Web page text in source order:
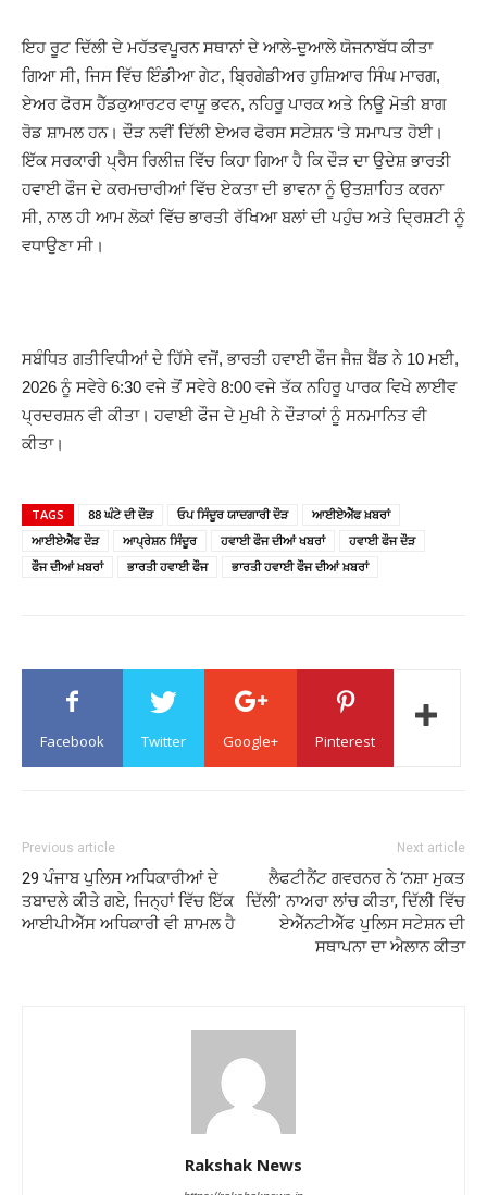
ਇਹ ਰੂਟ ਦਿੱਲੀ ਦੇ ਮਹੱਤਵਪੂਰਨ ਸਥਾਨਾਂ ਦੇ ਆਲੇ-ਦੁਆਲੇ ਯੋਜਨਾਬੱਧ ਕੀਤਾ
ਗਿਆ ਸੀ, ਜਿਸ ਵਿੱਚ ਇੰਡੀਆ ਗੇਟ, ਬ੍ਰਿਗੇਡੀਅਰ ਹੁਸ਼ਿਆਰ ਸਿੰਘ ਮਾਰਗ,
ਏਅਰ ਫੋਰਸ ਹੈੱਡਕੁਆਰਟਰ ਵਾਯੂ ਭਵਨ, ਨਹਿਰੂ ਪਾਰਕ ਅਤੇ ਨਿਊ ਮੋਤੀ ਬਾਗ
ਰੋਡ ਸ਼ਾਮਲ ਹਨ। ਦੌੜ ਨਵੀਂ ਦਿੱਲੀ ਏਅਰ ਫੋਰਸ ਸਟੇਸ਼ਨ ‘ਤੇ ਸਮਾਪਤ ਹੋਈ।
ਇੱਕ ਸਰਕਾਰੀ ਪ੍ਰੈਸ ਰਿਲੀਜ਼ ਵਿੱਚ ਕਿਹਾ ਗਿਆ ਹੈ ਕਿ ਦੌੜ ਦਾ ਉਦੇਸ਼ ਭਾਰਤੀ
ਹਵਾਈ ਫੌਜ ਦੇ ਕਰਮਚਾਰੀਆਂ ਵਿੱਚ ਏਕਤਾ ਦੀ ਭਾਵਨਾ ਨੂੰ ਉਤਸ਼ਾਹਿਤ ਕਰਨਾ
ਸੀ, ਨਾਲ ਹੀ ਆਮ ਲੋਕਾਂ ਵਿੱਚ ਭਾਰਤੀ ਰੱਖਿਆ ਬਲਾਂ ਦੀ ਪਹੁੰਚ ਅਤੇ ਦ੍ਰਿਸ਼ਟੀ ਨੂੰ
ਵਧਾਉਣਾ ਸੀ।
ਸਬੰਧਿਤ ਗਤੀਵਿਧੀਆਂ ਦੇ ਹਿੱਸੇ ਵਜੋਂ, ਭਾਰਤੀ ਹਵਾਈ ਫੌਜ ਜੈਜ਼ ਬੈਂਡ ਨੇ 10 ਮਈ,
2026 ਨੂੰ ਸਵੇਰੇ 6:30 ਵਜੇ ਤੋਂ ਸਵੇਰੇ 8:00 ਵਜੇ ਤੱਕ ਨਹਿਰੂ ਪਾਰਕ ਵਿਖੇ ਲਾਈਵ
ਪ੍ਰਦਰਸ਼ਨ ਵੀ ਕੀਤਾ। ਹਵਾਈ ਫੌਜ ਦੇ ਮੁਖੀ ਨੇ ਦੌੜਾਕਾਂ ਨੂੰ ਸਨਮਾਨਿਤ ਵੀ
ਕੀਤਾ।
TAGS 88 ਘੰਟੇ ਦੀ ਦੌੜ ਓਪ ਸਿੰਦੂਰ ਯਾਦਗਾਰੀ ਦੌੜ
ਆਈਏਐੱਫ ਖ਼ਬਰਾਂ
ਆਈਏਐੱਫ ਦੌੜ
ਆਪ੍ਰੇਸ਼ਨ ਸਿੰਦੂਰ ਹਵਾਈ ਫੌਜ ਦੀਆਂ ਖਬਰਾਂ
ਹਵਾਈ ਫੌਜ ਦੌੜ
ਫੌਜ ਦੀਆਂ ਖ਼ਬਰਾਂ
ਭਾਰਤੀ ਹਵਾਈ ਫੌਜ ਭਾਰਤੀ ਹਵਾਈ ਫੌਜ ਦੀਆਂ ਖ਼ਬਰਾਂ
Facebook Twitter Google+ Pinterest
Previous article
29 ਪੰਜਾਬ ਪੁਲਿਸ ਅਧਿਕਾਰੀਆਂ ਦੇ
ਤਬਾਦਲੇ ਕੀਤੇ ਗਏ, ਜਿਨ੍ਹਾਂ ਵਿੱਚ ਇੱਕ
ਆਈਪੀਐੱਸ ਅਧਿਕਾਰੀ ਵੀ ਸ਼ਾਮਲ ਹੈ
Next article
ਲੈਫਟੀਨੈਂਟ ਗਵਰਨਰ ਨੇ ‘ਨਸ਼ਾ ਮੁਕਤ
ਦਿੱਲੀ’ ਨਾਅਰਾ ਲਾਂਚ ਕੀਤਾ, ਦਿੱਲੀ ਵਿੱਚ
ਏਐੱਨਟੀਐੱਫ ਪੁਲਿਸ ਸਟੇਸ਼ਨ ਦੀ
ਸਥਾਪਨਾ ਦਾ ਐਲਾਨ ਕੀਤਾ
Rakshak News